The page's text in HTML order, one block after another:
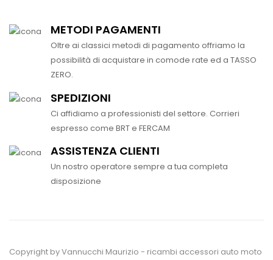
METODI PAGAMENTI
Oltre ai classici metodi di pagamento offriamo la
possibilità di acquistare in comode rate ed a TASSO
ZERO.
SPEDIZIONI
Ci affidiamo a professionisti del settore. Corrieri
espresso come BRT e FERCAM
ASSISTENZA CLIENTI
Un nostro operatore sempre a tua completa
disposizione
Copyright by Vannucchi Maurizio - ricambi accessori auto moto